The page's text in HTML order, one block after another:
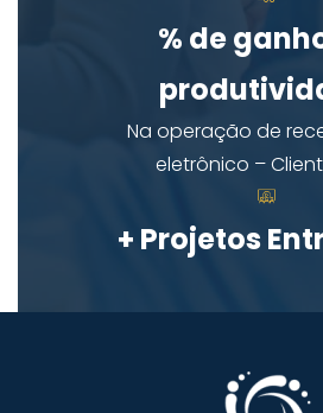
% de
Na operação de
eletrônico –
+ Projetos